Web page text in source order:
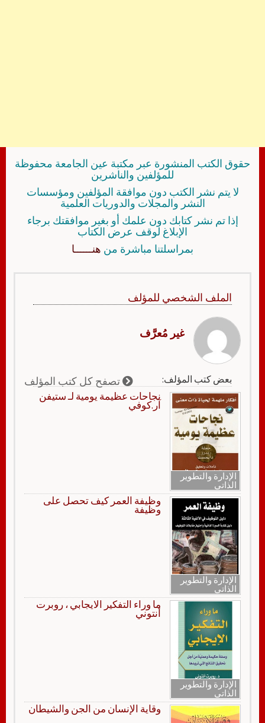
حقوق الكتب المنشورة عبر مكتبة عين الجامعة محفوظة
للمؤلفين والناشرين
لا يتم نشر الكتب دون موافقة المؤلفين ومؤسسات
النشر والمجلات والدوريات العلمية
إذا تم نشر كتابك دون علمك أو بغير موافقتك برجاء
الإبلاغ لوقف عرض الكتاب
بمراسلتنا مباشرة من هنــــــا
الملف الشخصي للمؤلف
غير مُعرَّف
بعض كتب المؤلف: تصفح كل كتب المؤلف
الإدارة والتطوير
الذاتي
نجاحات عظيمة يومية لـ ستيفن
آر.كوفي
الإدارة والتطوير
الذاتي
وظيفة العمر كيف تحصل على
وظيفة
الإدارة والتطوير
الذاتي
ما وراء التفكير الايجابي ، روبرت
أنتوني
وقاية الإنسان من الجن والشيطان